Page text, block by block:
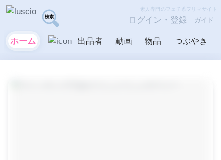
ホーム 出品者 動画 物品 つぶやき
素人専門のフェチ系フリマサイト
ログイン・登録 ガイド